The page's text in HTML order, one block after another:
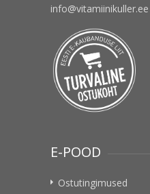
info@vitamiinikuller.ee
E-POOD
Ostutingimused